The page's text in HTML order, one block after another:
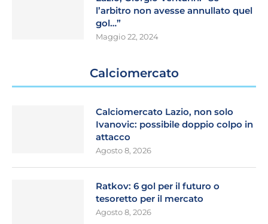
l’arbitro non avesse annullato quel
gol…”
Maggio 22, 2024
Calciomercato
Calciomercato Lazio, non solo
Ivanovic: possibile doppio colpo in
attacco
Agosto 8, 2026
Ratkov: 6 gol per il futuro o
tesoretto per il mercato
Agosto 8, 2026